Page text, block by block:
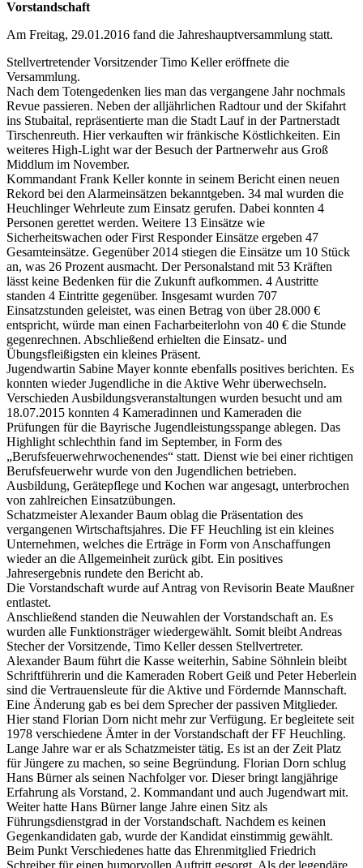
Vorstandschaft
Am Freitag, 29.01.2016 fand die Jahreshauptversammlung statt.
Stellvertretender Vorsitzender Timo Keller eröffnete die
Versammlung.
Nach dem Totengedenken lies man das vergangene Jahr nochmals
Revue passieren. Neben der alljährlichen Radtour und der Skifahrt
ins Stubaital, repräsentierte man die Stadt Lauf in der Partnerstadt
Tirschenreuth. Hier verkauften wir fränkische Köstlichkeiten. Ein
weiteres High-Light war der Besuch der Partnerwehr aus Groß
Middlum im November.
Kommandant Frank Keller konnte in seinem Bericht einen neuen
Rekord bei den Alarmeinsätzen bekanntgeben. 34 mal wurden die
Heuchlinger Wehrleute zum Einsatz gerufen. Dabei konnten 4
Personen gerettet werden. Weitere 13 Einsätze wie
Sicherheitswachen oder First Responder Einsätze ergeben 47
Gesamteinsätze. Gegenüber 2014 stiegen die Einsätze um 10 Stück
an, was 26 Prozent ausmacht. Der Personalstand mit 53 Kräften
lässt keine Bedenken für die Zukunft aufkommen. 4 Austritte
standen 4 Eintritte gegenüber. Insgesamt wurden 707
Einsatzstunden geleistet, was einen Betrag von über 28.000 €
entspricht, würde man einen Facharbeiterlohn von 40 € die Stunde
gegenrechnen. Abschließend erhielten die Einsatz- und
Übungsfleißigsten ein kleines Präsent.
Jugendwartin Sabine Mayer konnte ebenfalls positives berichten. Es
konnten wieder Jugendliche in die Aktive Wehr überwechseln.
Verschieden Ausbildungsveranstaltungen wurden besucht und am
18.07.2015 konnten 4 Kameradinnen und Kameraden die
Prüfungen für die Bayrische Jugendleistungsspange ablegen. Das
Highlight schlechthin fand im September, in Form des
„Berufsfeuerwehrwochenendes“ statt. Dienst wie bei einer richtigen
Berufsfeuerwehr wurde von den Jugendlichen betrieben.
Ausbildung, Gerätepflege und Kochen war angesagt, unterbrochen
von zahlreichen Einsatzübungen.
Schatzmeister Alexander Baum oblag die Präsentation des
vergangenen Wirtschaftsjahres. Die FF Heuchling ist ein kleines
Unternehmen, welches die Erträge in Form von Anschaffungen
wieder an die Allgemeinheit zurück gibt. Ein positives
Jahresergebnis rundete den Bericht ab.
Die Vorstandschaft wurde auf Antrag von Revisorin Beate Maußner
entlastet.
Anschließend standen die Neuwahlen der Vorstandschaft an. Es
wurden alle Funktionsträger wiedergewählt. Somit bleibt Andreas
Stecher der Vorsitzende, Timo Keller dessen Stellvertreter.
Alexander Baum führt die Kasse weiterhin, Sabine Söhnlein bleibt
Schriftführerin und die Kameraden Robert Geiß und Peter Heberlein
sind die Vertrauensleute für die Aktive und Fördernde Mannschaft.
Eine Änderung gab es bei dem Sprecher der passiven Mitglieder.
Hier stand Florian Dorn nicht mehr zur Verfügung. Er begleitete seit
1978 verschiedene Ämter in der Vorstandschaft der FF Heuchling.
Lange Jahre war er als Schatzmeister tätig. Es ist an der Zeit Platz
für Jüngere zu machen, so seine Begründung. Florian Dorn schlug
Hans Bürner als seinen Nachfolger vor. Dieser bringt langjährige
Erfahrung als Vorstand, 2. Kommandant und auch Jugendwart mit.
Weiter hatte Hans Bürner lange Jahre einen Sitz als
Führungsdienstgrad in der Vorstandschaft. Nachdem es keinen
Gegenkandidaten gab, wurde der Kandidat einstimmig gewählt.
Beim Punkt Verschiedenes hatte das Ehrenmitglied Friedrich
Schreiber für einen humorvollen Auftritt gesorgt. Als der legendäre